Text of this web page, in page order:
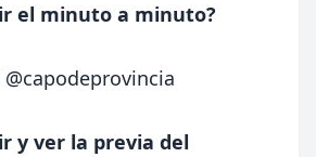
el minuto a minuto?
@capodeprovincia
y ver la previa del